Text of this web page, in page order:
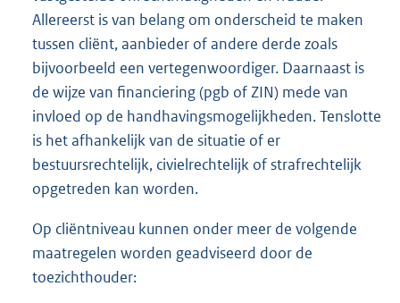
Allereerst is van belang om onderscheid te maken
tussen cliënt, aanbieder of andere derde zoals
bijvoorbeeld een vertegenwoordiger. Daarnaast is
de wijze van financiering (pgb of ZIN) mede van
invloed op de handhavingsmogelijkheden. Tenslotte
is het afhankelijk van de situatie of er
bestuursrechtelijk, civielrechtelijk of strafrechtelijk
opgetreden kan worden.
Op cliëntniveau kunnen onder meer de volgende
maatregelen worden geadviseerd door de
toezichthouder: